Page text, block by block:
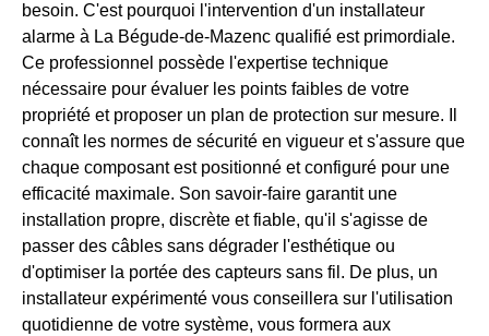
besoin. C'est pourquoi l'intervention d'un installateur
alarme à La Bégude-de-Mazenc qualifié est primordiale.
Ce professionnel possède l'expertise technique
nécessaire pour évaluer les points faibles de votre
propriété et proposer un plan de protection sur mesure. Il
connaît les normes de sécurité en vigueur et s'assure que
chaque composant est positionné et configuré pour une
efficacité maximale. Son savoir-faire garantit une
installation propre, discrète et fiable, qu'il s'agisse de
passer des câbles sans dégrader l'esthétique ou
d'optimiser la portée des capteurs sans fil. De plus, un
installateur expérimenté vous conseillera sur l'utilisation
quotidienne de votre système, vous formera aux